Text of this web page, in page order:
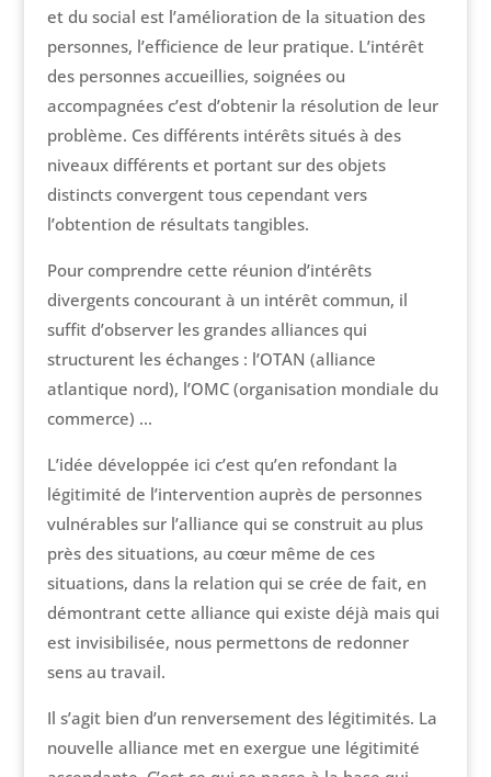
et du social est l’amélioration de la situation des
personnes, l’efficience de leur pratique. L’intérêt
des personnes accueillies, soignées ou
accompagnées c’est d’obtenir la résolution de leur
problème. Ces différents intérêts situés à des
niveaux différents et portant sur des objets
distincts convergent tous cependant vers
l’obtention de résultats tangibles.
Pour comprendre cette réunion d’intérêts
divergents concourant à un intérêt commun, il
suffit d’observer les grandes alliances qui
structurent les échanges : l’OTAN (alliance
atlantique nord), l’OMC (organisation mondiale du
commerce) …
L’idée développée ici c’est qu’en refondant la
légitimité de l’intervention auprès de personnes
vulnérables sur l’alliance qui se construit au plus
près des situations, au cœur même de ces
situations, dans la relation qui se crée de fait, en
démontrant cette alliance qui existe déjà mais qui
est invisibilisée, nous permettons de redonner
sens au travail.
Il s’agit bien d’un renversement des légitimités. La
nouvelle alliance met en exergue une légitimité